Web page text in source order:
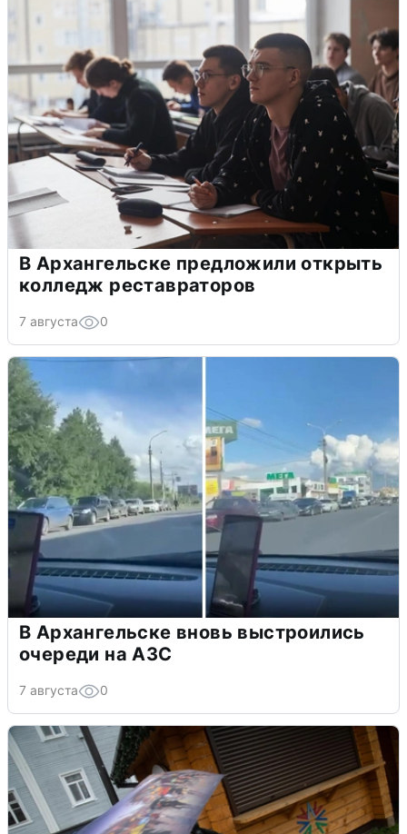
В Архангельске предложили открыть
колледж реставраторов
7 августа 0
В Архангельске вновь выстроились
очереди на АЗС
7 августа 0